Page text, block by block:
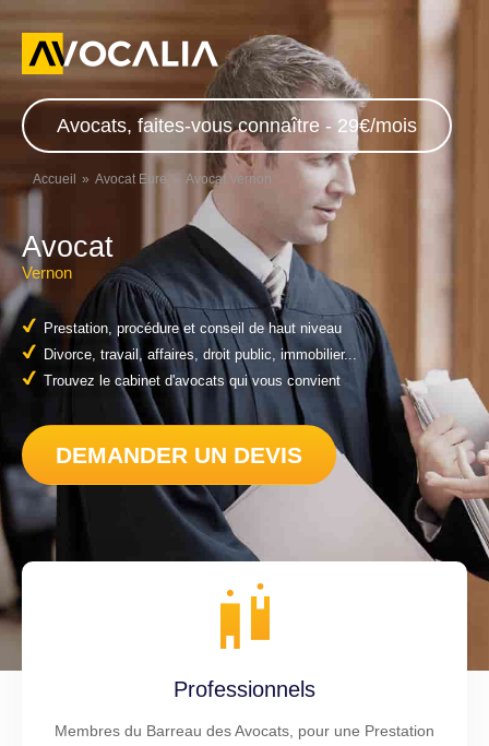
Avocats, faites-vous connaître - 29€/mois
Accueil Avocat Eure Avocat Vernon
Avocat
Vernon
Prestation, procédure et conseil de haut niveau
Divorce, travail, affaires, droit public, immobilier...
Trouvez le cabinet d'avocats qui vous convient
DEMANDER UN DEVIS
Professionnels
Membres du Barreau des Avocats, pour une Prestation